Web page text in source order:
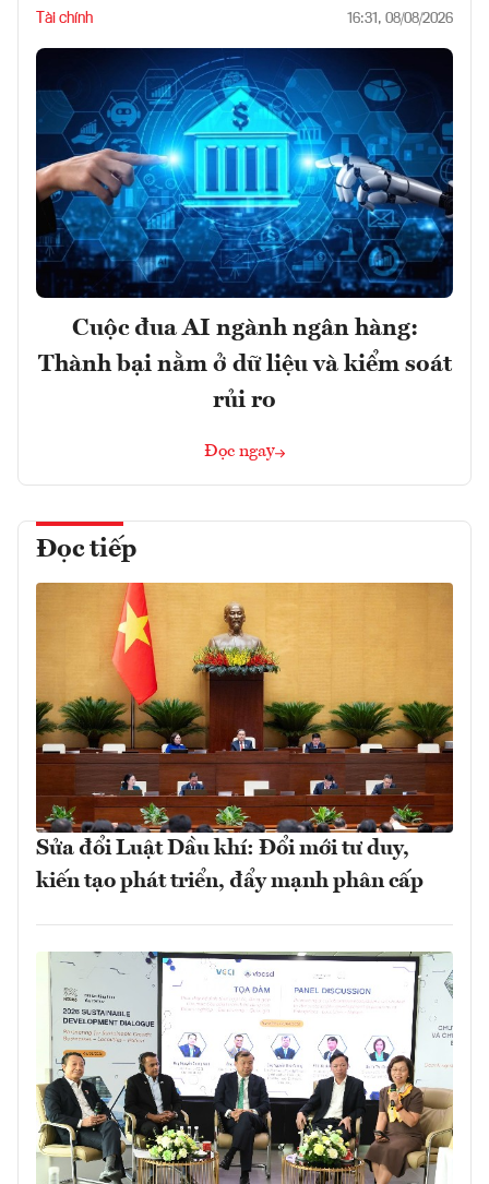
Tài chính 16:31, 08/08/2026
Cuộc đua AI ngành ngân hàng:
Thành bại nằm ở dữ liệu và kiểm soát
rủi ro
Đọc ngay
Đọc tiếp
Sửa đổi Luật Dầu khí: Đổi mới tư duy,
kiến tạo phát triển, đẩy mạnh phân cấp